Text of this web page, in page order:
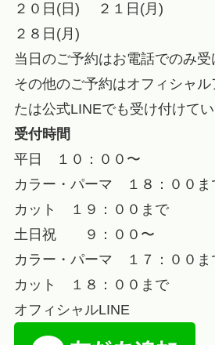
２０日(日) ２１日(月)
２８日(月)
当日のご予約はお電話でのみ受
その他のご予約はオフィシャル
たは公式LINEでも受け付けてい
受付時間
平日 １０：００〜
カラー・パーマ １８：００ま
カット １９：００まで
土日祝 ９：００〜
カラー・パーマ １７：００ま
カット １８：００まで
オフィシャルLINE